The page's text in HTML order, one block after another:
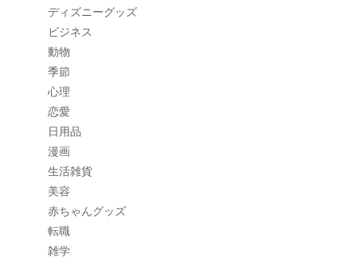
ディズニーグッズ
ビジネス
動物
季節
心理
恋愛
日用品
漫画
生活雑貨
美容
赤ちゃんグッズ
転職
雑学